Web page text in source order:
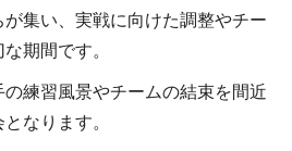
が集い、実戦に向けた調整やチー
期間です。
練習風景やチームの結束を間近
なります。